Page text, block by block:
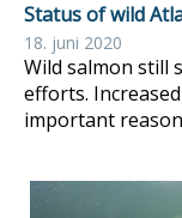
Status of wild
18. juni 2020
Wild salmon still
efforts.
important